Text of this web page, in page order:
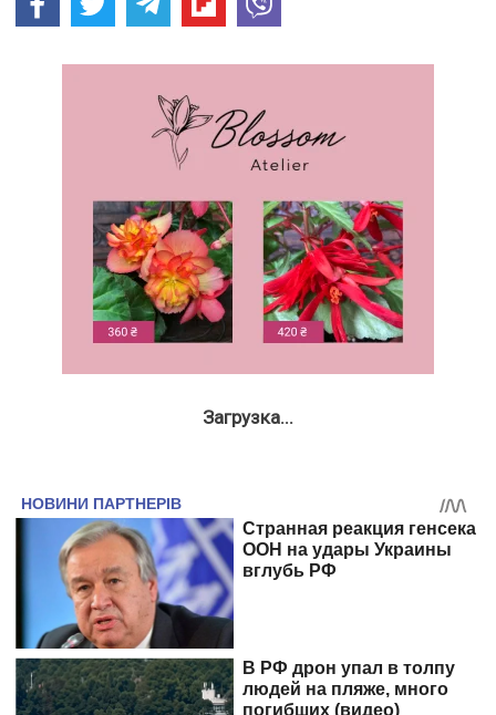
Загрузка...